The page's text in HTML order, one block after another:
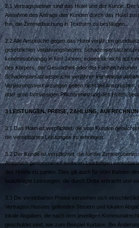
2.1 Vertragspartner sind das Hotel und der Kunde. Der
Annahme des Antrags des Kunden durch das Hotel
frei, die Zimmerbuchung in Textform zu bestätigen.
2.2 Alle Ansprüche gegen das Hotel verjähren
gesetzlichen Verjährungsbeginn.
kenntnisabhängig in fünf Jahren, soweit sie nicht auf
des Körpers, der Gesundheit oder der Freiheit
Schadensersatzansprüche verjähren
Verjährungsverkürzungen gelten nicht bei Ansprüchen,
oder grob fahrlässigen Pflichtverletzung des Hotels
3 LEISTUNGEN, PREISE, ZAHLUNG, A
3.1 Das Hotel ist verpflichtet, die vom Kunden
die vereinbarten Leistungen zu erbringen.
3.2 Der Kunde ist verpflichtet, die für die
Anspruch genommenen weiteren Leistungen
des Hotels zu zahlen. Dies gilt auch für vom Kunden
beauftragte Leistungen, die durch Dritte erbracht und
3.3 Die vereinbarten Preise verstehen sich
Vertragsschlusses geltenden Steuern und lokalen
lokale Abgaben, die nach dem jeweiligen
geschuldet sind, wie zum Beispiel Kurtaxe. Bei